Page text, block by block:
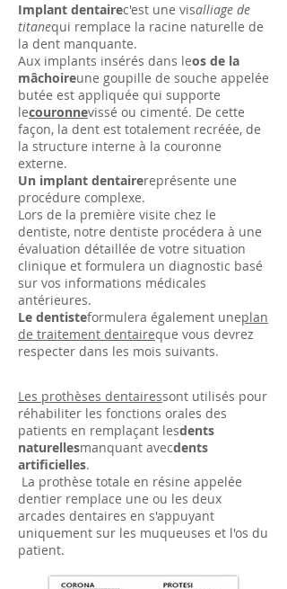
Implant dentairec'est une visalliage de
titanequi remplace la racine naturelle de
la dent manquante.
Aux implants insérés dans leos de la
mâchoireune goupille de souche appelée
butée est appliquée qui supporte
lecouronnevissé ou cimenté. De cette
façon, la dent est totalement recréée, de
la structure interne à la couronne
externe.
Un implant dentairereprésente une
procédure complexe.
Lors de la première visite chez le
dentiste, notre dentiste procédera à une
évaluation détaillée de votre situation
clinique et formulera un diagnostic basé
sur vos informations médicales
antérieures.
Le dentisteformulera également uneplan
de traitement dentaireque vous devrez
respecter dans les mois suivants.
Les prothèses dentairessont utilisés pour
réhabiliter les fonctions orales des
patients en remplaçant lesdents
naturellesmanquant avecdents
artificielles.
La prothèse totale en résine appelée
dentier remplace une ou les deux
arcades dentaires en s'appuyant
uniquement sur les muqueuses et l'os du
patient. ​